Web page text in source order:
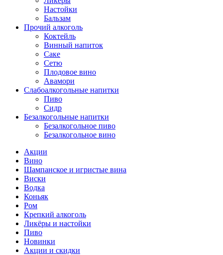
Настойки
Бальзам
Прочий алкоголь
Коктейль
Винный напиток
Саке
Сетю
Плодовое вино
Авамори
Слабоалкогольные напитки
Пиво
Сидр
Безалкогольные напитки
Безалкогольное пиво
Безалкогольное вино
Акции
Вино
Шампанское и игристые вина
Виски
Водка
Коньяк
Ром
Крепкий алкоголь
Ликёры и настойки
Пиво
Новинки
Акции и скидки